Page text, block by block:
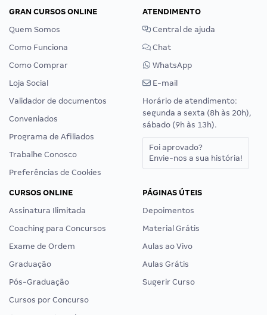
GRAN CURSOS ONLINE
Quem Somos
Como Funciona
Como Comprar
Loja Social
Validador de documentos
Conveniados
Programa de Afiliados
Trabalhe Conosco
Preferências de Cookies
ATENDIMENTO
Central de ajuda
Chat
WhatsApp
E-mail
Horário de atendimento:
segunda a sexta (8h às 20h),
sábado (9h às 13h).
Foi aprovado?
Envie-nos a sua história!
CURSOS ONLINE
Assinatura Ilimitada
Coaching para Concursos
Exame de Ordem
Graduação
Pós-Graduação
Cursos por Concurso
PÁGINAS ÚTEIS
Depoimentos
Material Grátis
Aulas ao Vivo
Aulas Grátis
Sugerir Curso